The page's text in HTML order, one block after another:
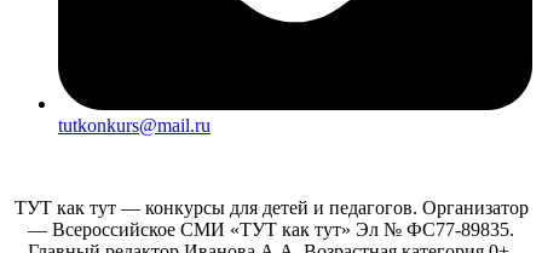
tutkonkurs@mail.ru
ТУТ как тут — конкурсы для детей и педагогов. Организатор
— Всероссийское СМИ «ТУТ как тут» Эл № ФС77-89835.